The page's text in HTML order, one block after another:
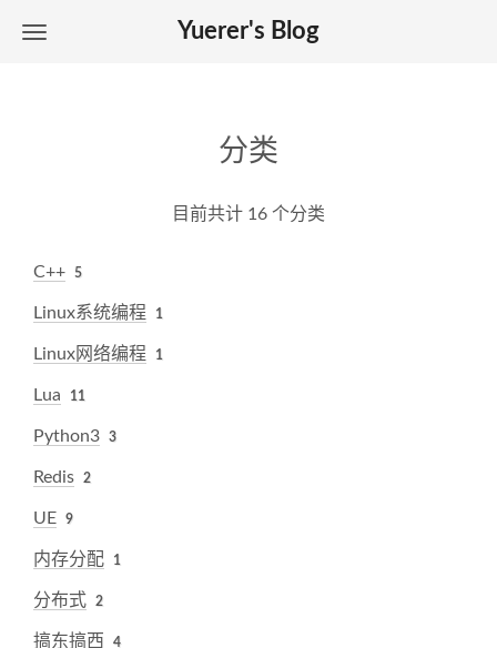
Yuerer's Blog
分类
目前共计 16 个分类
C++ 5
Linux系统编程 1
Linux网络编程 1
Lua 11
Python3 3
Redis 2
UE 9
内存分配 1
分布式 2
搞东搞西 4